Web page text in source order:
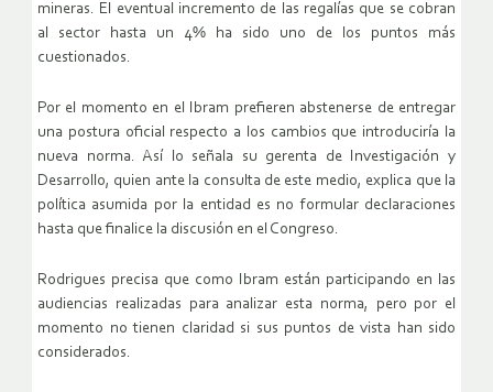
mineras. El eventual incremento de las regalías que se cobran
al sector hasta un 4% ha sido uno de los puntos más
cuestionados.
Por el momento en el Ibram prefieren abstenerse de entregar
una postura oficial respecto a los cambios que introduciría la
nueva norma. Así lo señala su gerenta de Investigación y
Desarrollo, quien ante la consulta de este medio, explica que la
política asumida por la entidad es no formular declaraciones
hasta que finalice la discusión en el Congreso.
Rodrigues precisa que como Ibram están participando en las
audiencias realizadas para analizar esta norma, pero por el
momento no tienen claridad si sus puntos de vista han sido
considerados.